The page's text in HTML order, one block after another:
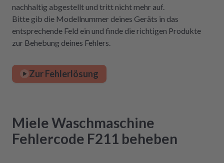
nachhaltig abgestellt und tritt nicht mehr auf.
Bitte gib die Modellnummer deines Geräts in das
entsprechende Feld ein und finde die richtigen Produkte
zur Behebung deines Fehlers.
Zur Fehlerlösung
MieleWaschmaschine
Fehlercode F211 beheben